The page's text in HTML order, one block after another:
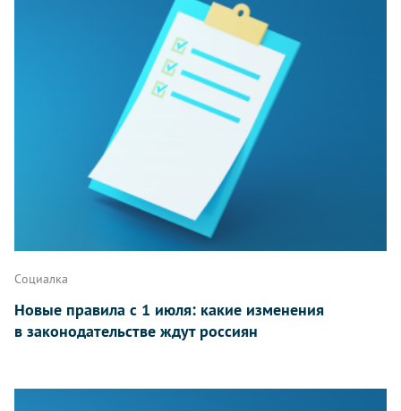
Социалка
Новые правила с 1 июля: какие изменения
в законодательстве ждут россиян